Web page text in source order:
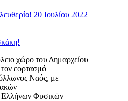
20 Ιουλίου 2022
χώρο του Δημαρχείου
εορτασμό
Ναός, με
Φυσικών